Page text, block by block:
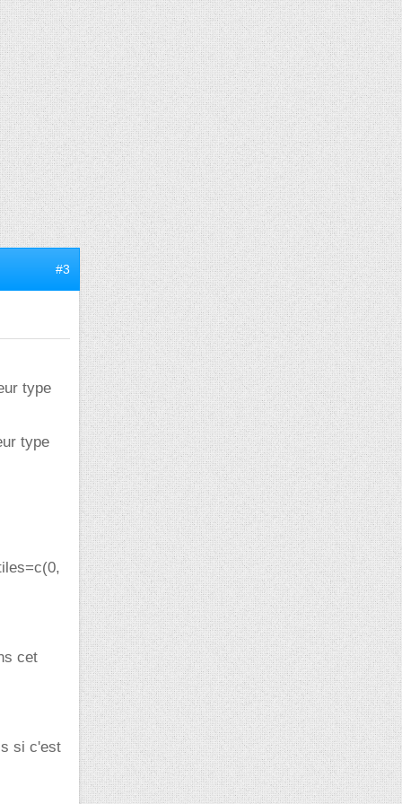
#3
type
type
cet
si c'est